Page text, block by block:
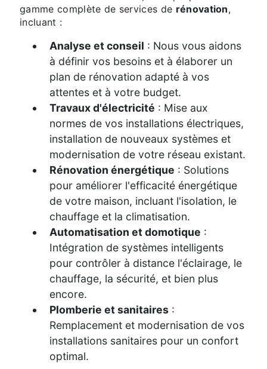
gamme complète de services de rénovation,
incluant :
Analyse et conseil : Nous vous aidons
à définir vos besoins et à élaborer un
plan de rénovation adapté à vos
attentes et à votre budget.
Travaux d'électricité : Mise aux
normes de vos installations électriques,
installation de nouveaux systèmes et
modernisation de votre réseau existant.
Rénovation énergétique : Solutions
pour améliorer l'efficacité énergétique
de votre maison, incluant l'isolation, le
chauffage et la climatisation.
Automatisation et domotique :
Intégration de systèmes intelligents
pour contrôler à distance l'éclairage, le
chauffage, la sécurité, et bien plus
encore.
Plomberie et sanitaires :
Remplacement et modernisation de vos
installations sanitaires pour un confort
optimal.